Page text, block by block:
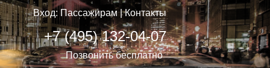
Вход: Пассажирам|Контакты
+7 (495) 132-04-07
Позвонить бесплатно